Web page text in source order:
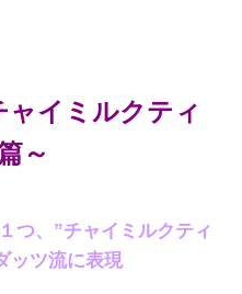
ャイミルクティ
～
つ、”チャイミルクティ
ッツ流に表現